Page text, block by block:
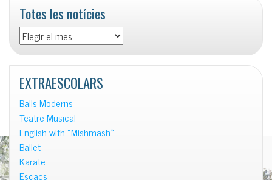
Totes les notícies
Totes
les
notícies
EXTRAESCOLARS
Balls Moderns
Teatre Musical
English with «Mishmash»
Ballet
Karate
Escacs